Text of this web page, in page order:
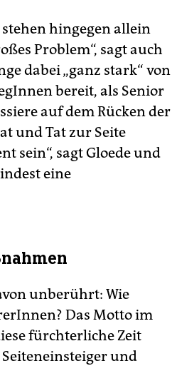
hingegen allein
Problem“, sagt auch
dabei „ganz stark“ von
bereit, als Senior
auf dem Rücken der
und Tat zur Seite
sein“, sagt Gloe­de und
eine
unberührt: Wie
Das Motto im
fürchterliche Zeit
Seiteneinsteiger und